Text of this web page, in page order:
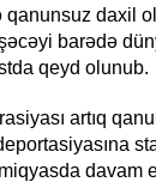
qanunsuz daxil
barədə
qeyd olunub.
artıq
davam